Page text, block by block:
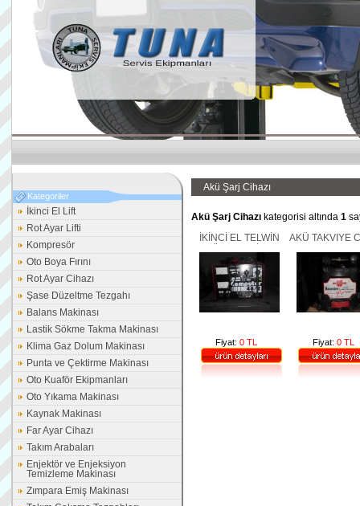
Kategoriler
İkinci El Lift
Rot Ayar Lifti
Kompresör
Oto Boya Fırını
Rot Ayar Cihazı
Şase Düzeltme Tezgahı
Balans Makinası
Lastik Sökme Takma Makinası
Klima Gaz Dolum Makinası
Punta ve Çektirme Makinası
Oto Kuaför Ekipmanları
Oto Yıkama Makinası
Kaynak Makinası
Far Ayar Cihazı
Takım Arabaları
Enjektör ve Enjeksiyon
Temizleme Makinası
Zımpara Emiş Makinası
Akü Şarj Cihazı
Akü Şarj Cihazı kategorisi altında 1
İKİNCİ EL TELWİN
Fiyat:0 TL
AKÜ TAKVIYE
Fiyat: 0 TL